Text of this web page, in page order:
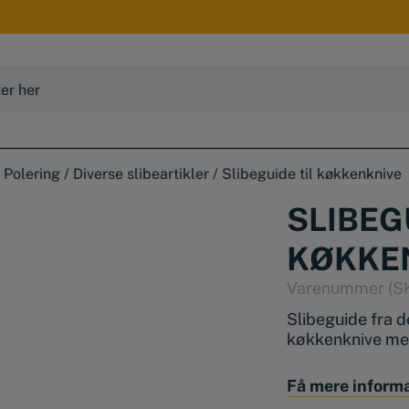
/ Diverse slibeartikler / Slibeguide til køkkenknive
Varenummer
Slibeguide fra
køkkenknive
Denne enhed
mod
Få mere